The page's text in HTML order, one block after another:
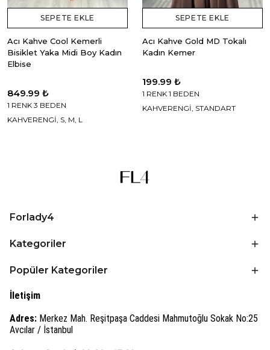
SEPETE EKLE
Acı Kahve Cool Kemerli
Bisiklet Yaka Midi Boy Kadın
Elbise
849.99 ₺
1 RENK 3 BEDEN
KAHVERENGİ, S, M, L
SEPETE EKLE
Acı Kahve Gold MD Tokalı
Kadın Kemer
199.99 ₺
1 RENK 1 BEDEN
KAHVERENGİ, STANDART
Forlady4
Kategoriler
Popüler Kategoriler
İletişim
Adres: Merkez Mah. Reşitpaşa Caddesi Mahmutoğlu Sokak No:25
Avcılar / İstanbul